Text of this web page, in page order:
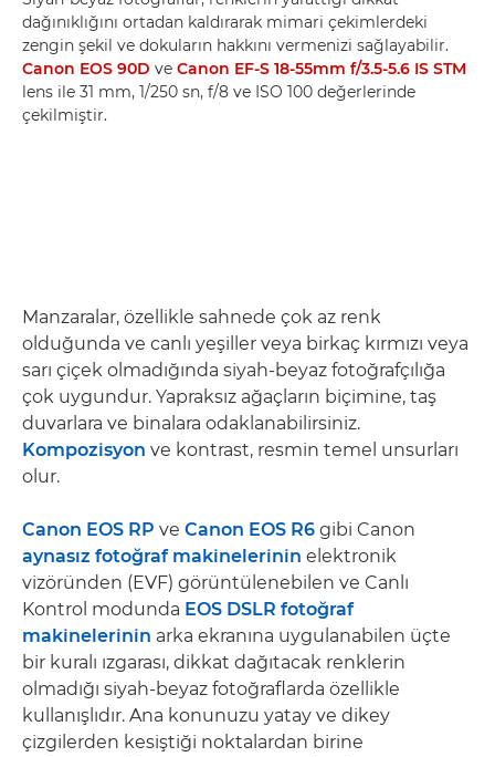
dağınıklığını ortadan kaldırarak mimari çekimlerdeki
zengin şekil ve dokuların hakkını vermenizi sağlayabilir.
Canon EOS 90D ve Canon EF-S 18-55mm f/3.5-5.6 IS STM
lens ile 31 mm, 1/250 sn, f/8 ve ISO 100 değerlerinde
çekilmiştir.
Manzaralar, özellikle sahnede çok az renk
olduğunda ve canlı yeşiller veya birkaç kırmızı veya
sarı çiçek olmadığında siyah-beyaz fotoğrafçılığa
çok uygundur. Yapraksız ağaçların biçimine, taş
duvarlara ve binalara odaklanabilirsiniz.
Kompozisyon ve kontrast, resmin temel unsurları
olur.
Canon EOS RP ve Canon EOS R6 gibi Canon
aynasız fotoğraf makinelerinin elektronik
vizöründen (EVF) görüntülenebilen ve Canlı
Kontrol modunda EOS DSLR fotoğraf
makinelerinin arka ekranına uygulanabilen üçte
bir kuralı ızgarası, dikkat dağıtacak renklerin
olmadığı siyah-beyaz fotoğraflarda özellikle
kullanışlıdır. Ana konunuzu yatay ve dikey
çizgilerden kesiştiği noktalardan birine